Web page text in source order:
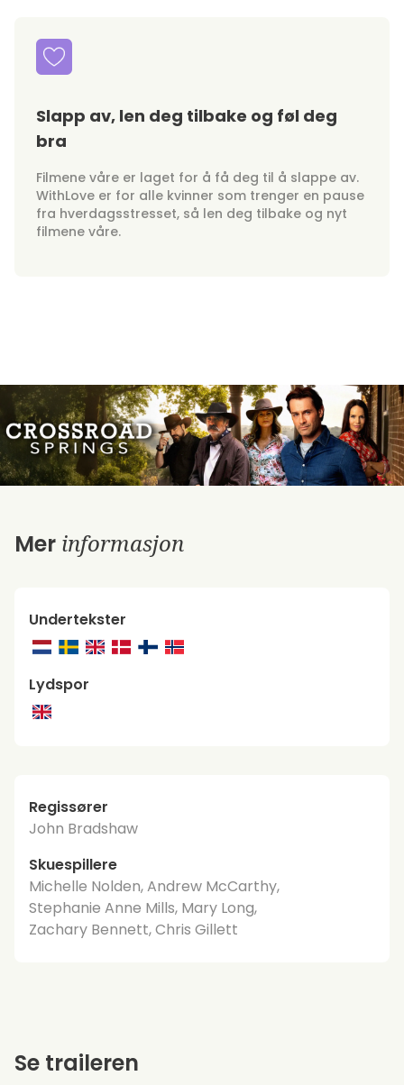
Slapp av, len deg tilbake og føl deg
bra
Filmene våre er laget for å få deg til å slappe av.
WithLove er for alle kvinner som trenger en pause
fra hverdagsstresset, så len deg tilbake og nyt
filmene våre.
Mer informasjon
Undertekster
Lydspor
Regissører
John Bradshaw
Skuespillere
Michelle Nolden, Andrew McCarthy,
Stephanie Anne Mills, Mary Long,
Zachary Bennett, Chris Gillett
Se traileren